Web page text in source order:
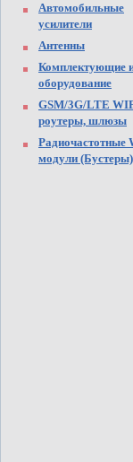
Автомобильные
усилители
Антенны
Комплектующие
оборудование
GSM/3G/LTE
роутеры, шлюзы
Радиочастотные
модули (Бустеры)